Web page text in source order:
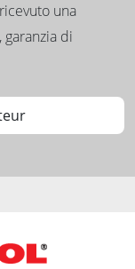
una
di